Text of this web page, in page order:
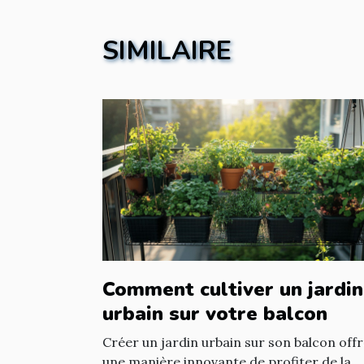
SIMILAIRE
Comment cultiver un jardin
urbain sur votre balcon
Créer un jardin urbain sur son balcon